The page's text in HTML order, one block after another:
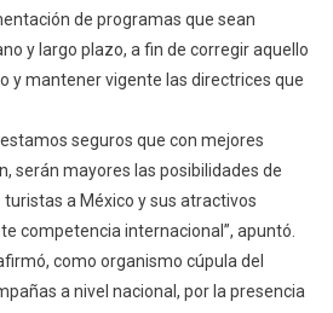
de programas que sean
y largo plazo, a fin de corregir aquello
y mantener vigente las directrices que
seguros que con mejores
serán mayores las posibilidades de
a México y sus atractivos
competencia internacional”, apuntó.
como organismo cúpula del
a nivel nacional, por la presencia